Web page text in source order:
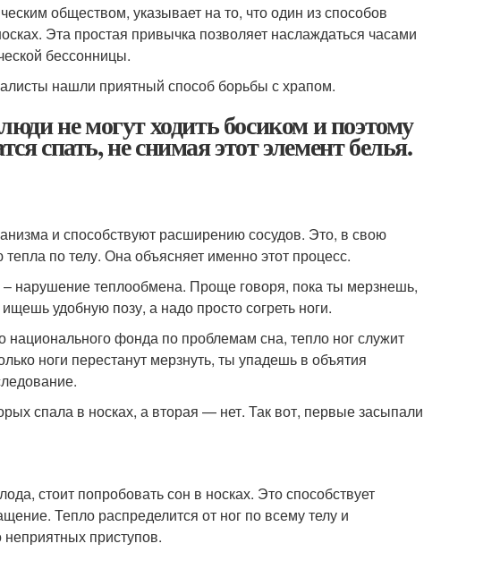
обществом, указывает на то, что один из способов
Эта простая привычка позволяет наслаждаться часами
бессонницы.
нашли приятный способ борьбы с храпом.
не могут ходить босиком и поэтому
спать, не снимая этот элемент белья.
и способствуют расширению сосудов. Это, в свою
по телу. Она объясняет именно этот процесс.
нарушение теплообмена. Проще говоря, пока ты мерзнешь,
удобную позу, а надо просто согреть ноги.
фонда по проблемам сна, тепло ног служит
ноги перестанут мерзнуть, ты упадешь в объятия
спала в носках, а вторая — нет. Так вот, первые засыпали
стоит попробовать сон в носках. Это способствует
Тепло распределится от ног по всему телу и
неприятных приступов.